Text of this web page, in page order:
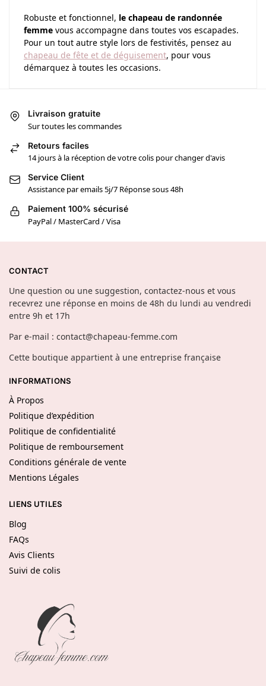
Robuste et fonctionnel, le chapeau de randonnée
femme vous accompagne dans toutes vos escapades.
Pour un tout autre style lors de festivités, pensez au
chapeau de fête et de déguisement, pour vous
démarquez à toutes les occasions.
Livraison gratuite
Sur toutes les commandes
Retours faciles
14 jours à la réception de votre colis pour changer d'avis
Service Client
Assistance par emails 5j/7 Réponse sous 48h
Paiement 100% sécurisé
PayPal / MasterCard / Visa
CONTACT
Une question ou une suggestion, contactez-nous et vous
recevrez une réponse en moins de 48h du lundi au vendredi
entre 9h et 17h
Par e-mail : contact@chapeau-femme.com
Cette boutique appartient à une entreprise française
INFORMATIONS
À Propos
Politique d’expédition
Politique de confidentialité
Politique de remboursement
Conditions générale de vente
Mentions Légales
LIENS UTILES
Blog
FAQs
Avis Clients
Suivi de colis